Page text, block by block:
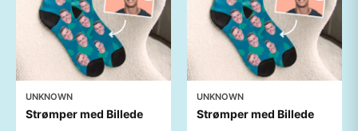
UNKNOWN
Strømper med Billede
UNKNOWN
Strømper med Billede